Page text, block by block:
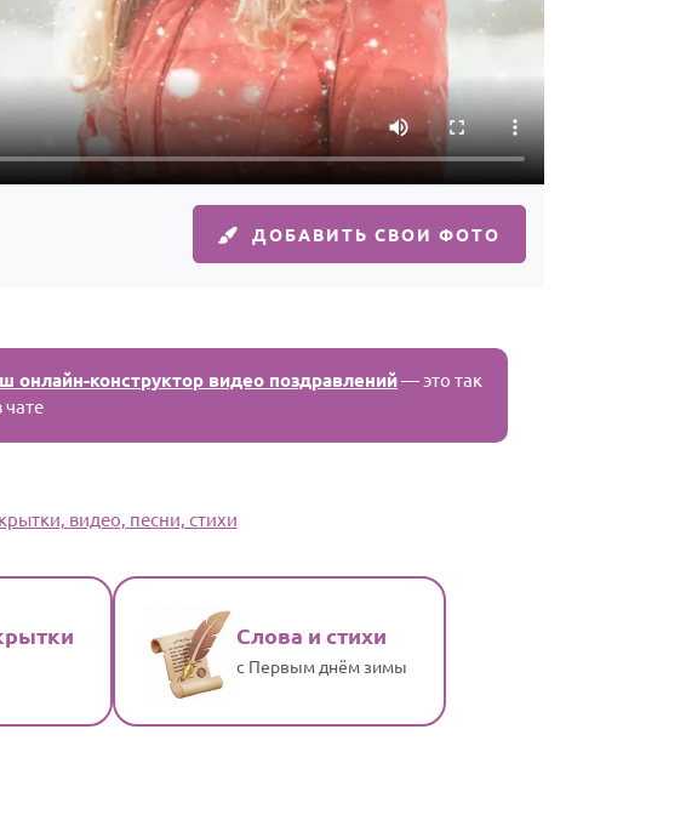
ДОБАВИТЬ СВОИ ФОТО
онлайн-конструктор видео поздравлений— это так
чате
видео, песни, стихи
Слова и стихи
с Первым днём зимы